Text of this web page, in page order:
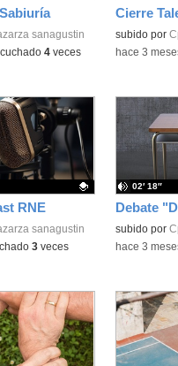
sanagustin
4veces
Contenido
subido por
-hace 3
RNE
sanagustin
3veces
Debate
Contenido
subido por
02′ 18″
-hace 3